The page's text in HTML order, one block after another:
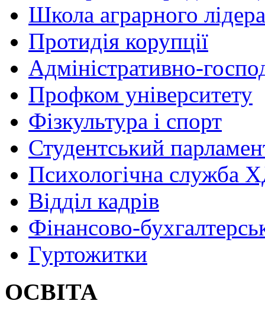
Школа аграрного лідера
Протидія корупції
Адміністративно-
Профком університету
Фізкультура і спорт
Студентський
Психологічна служба
Відділ кадрів
Фінансово-
Гуртожитки
ОСВІТА